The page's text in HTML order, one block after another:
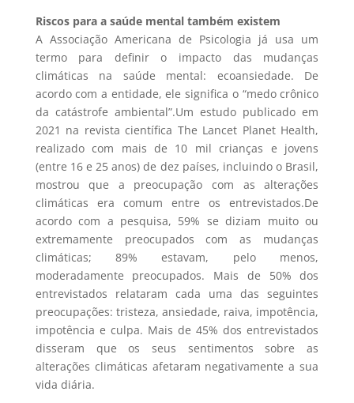
Riscos para a saúde mental também existem
A Associação Americana de Psicologia já usa um
termo para definir o impacto das mudanças
climáticas na saúde mental: ecoansiedade. De
acordo com a entidade, ele significa o “medo crônico
da catástrofe ambiental”.Um estudo publicado em
2021 na revista científica The Lancet Planet Health,
realizado com mais de 10 mil crianças e jovens
(entre 16 e 25 anos) de dez países, incluindo o Brasil,
mostrou que a preocupação com as alterações
climáticas era comum entre os entrevistados.De
acordo com a pesquisa, 59% se diziam muito ou
extremamente preocupados com as mudanças
climáticas; 89% estavam, pelo menos,
moderadamente preocupados. Mais de 50% dos
entrevistados relataram cada uma das seguintes
preocupações: tristeza, ansiedade, raiva, impotência,
impotência e culpa. Mais de 45% dos entrevistados
disseram que os seus sentimentos sobre as
alterações climáticas afetaram negativamente a sua
vida diária.